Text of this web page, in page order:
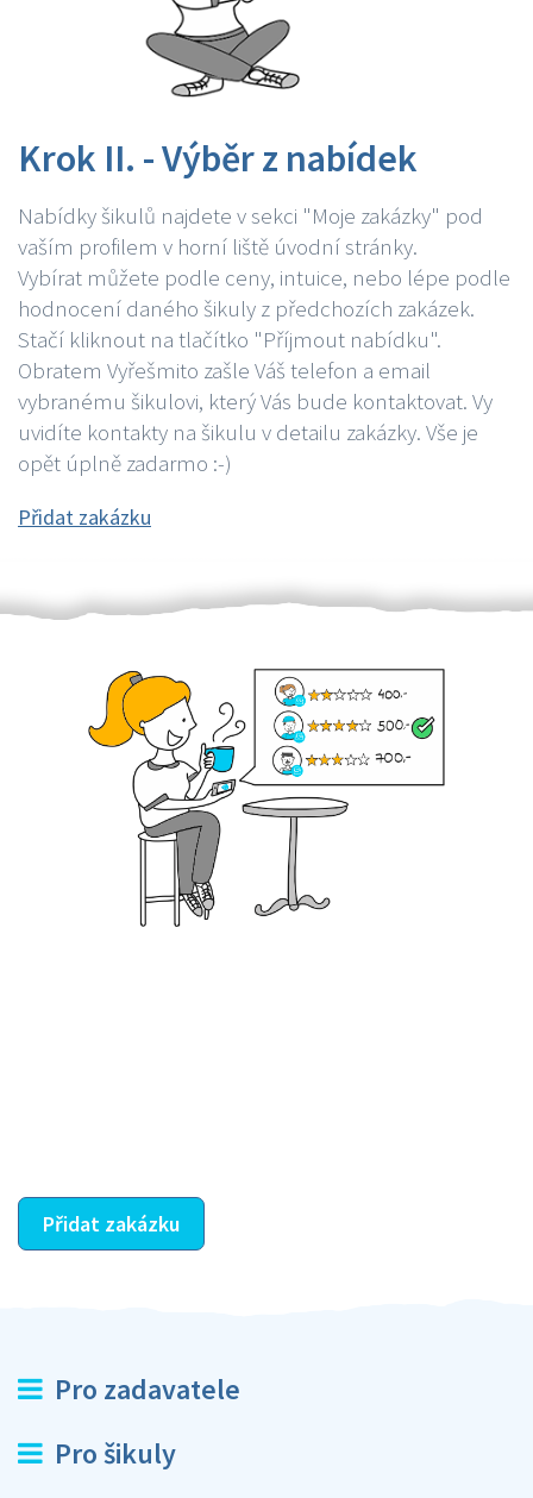
Krok II. - Výběr z nabídek
Nabídky šikulů najdete v sekci "Moje zakázky" pod
vaším profilem v horní liště úvodní stránky.
Vybírat můžete podle ceny, intuice, nebo lépe podle
hodnocení daného šikuly z předchozích zakázek.
Stačí kliknout na tlačítko "Příjmout nabídku".
Obratem Vyřešmito zašle Váš telefon a email
vybranému šikulovi, který Vás bude kontaktovat. Vy
uvidíte kontakty na šikulu v detailu zakázky. Vše je
opět úplně zadarmo :-)
Přidat zakázku
Přidat zakázku
Pro zadavatele
Pro šikuly